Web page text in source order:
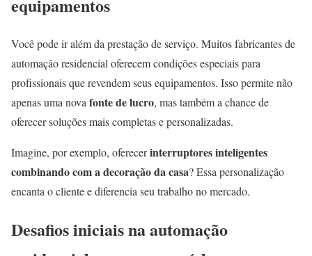
equipamentos
Você pode ir além da prestação de serviço. Muitos fabricantes de
automação residencial oferecem condições especiais para
profissionais que revendem seus equipamentos. Isso permite não
apenas uma nova fonte de lucro, mas também a chance de
oferecer soluções mais completas e personalizadas.
Imagine, por exemplo, oferecerinterruptores inteligentes
combinando com a decoração da casa? Essa personalização
encanta o cliente e diferencia seu trabalho no mercado.
Desafios iniciais na automação